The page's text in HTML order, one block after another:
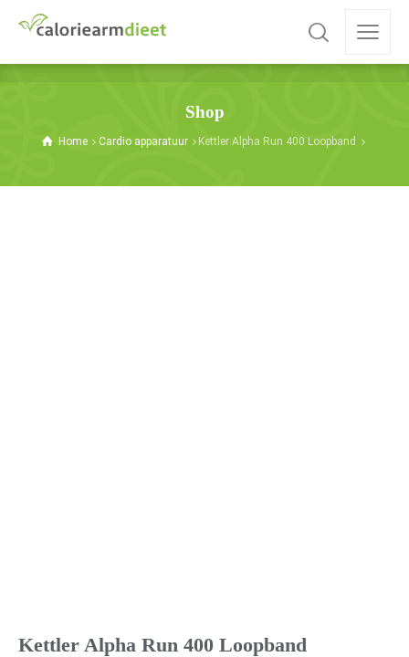
Shop
Home Cardio apparatuur Kettler Alpha Run 400 Loopband
Kettler Alpha Run 400 Loopband